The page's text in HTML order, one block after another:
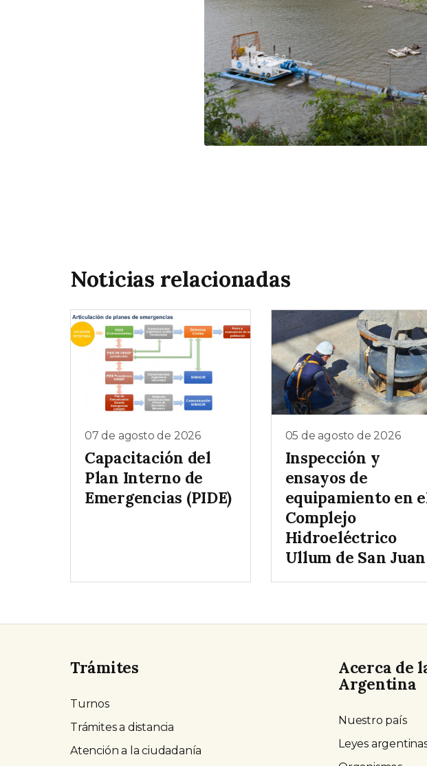
Noticias relacionadas
07 de agosto de 2026
Capacitación del
Plan Interno de
Emergencias (PIDE)
05 de agosto de 2026
Inspección y
ensayos de
equipamiento en
Complejo
Hidroeléctrico
Ullum de San Juan
Trámites
Turnos
Trámites a distancia
Atención a la ciudadanía
Acerca de
Argentina
Nuestro país
Leyes